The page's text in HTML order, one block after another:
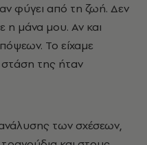
φύγει από τη ζωή. Δεν
η μάνα μου. Αν και
Το είχαμε
στάση της ήταν
των σχέσεων,